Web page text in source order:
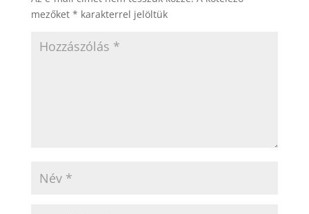
mezőket * karakterrel jelöltük